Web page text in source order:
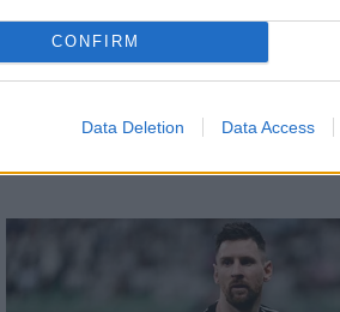
CONFIRM
Data Deletion Data Access